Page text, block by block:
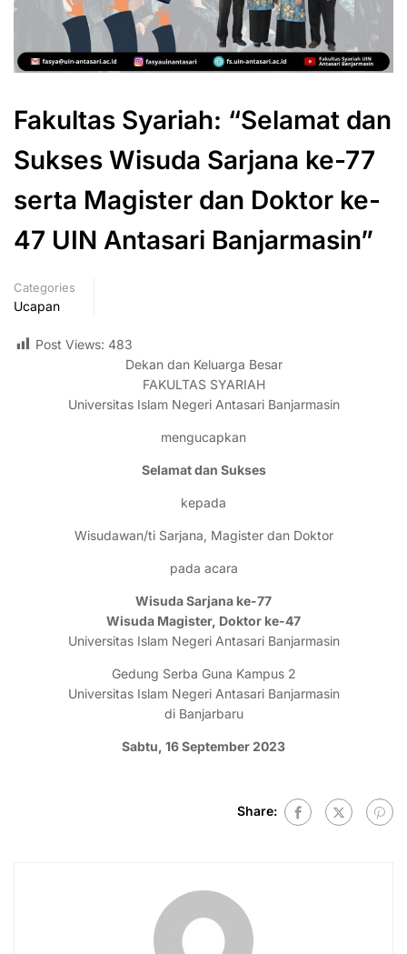
Fakultas Syariah: “Selamat dan
Sukses Wisuda Sarjana ke-77
serta Magister dan Doktor ke-
47 UIN Antasari Banjarmasin”
Categories
Ucapan
Post Views: 483
Dekan dan Keluarga Besar
FAKULTAS SYARIAH
Universitas Islam Negeri Antasari Banjarmasin
mengucapkan
Selamat dan Sukses
kepada
Wisudawan/ti Sarjana, Magister dan Doktor
pada acara
Wisuda Sarjana ke-77
Wisuda Magister, Doktor ke-47
Universitas Islam Negeri Antasari Banjarmasin
Gedung Serba Guna Kampus 2
Universitas Islam Negeri Antasari Banjarmasin
di Banjarbaru
Sabtu, 16 September 2023
Share: